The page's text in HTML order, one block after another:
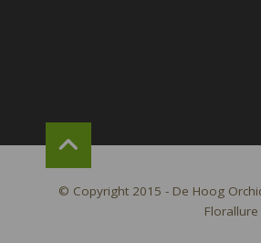
© Copyright 2015 - De Hoog
Florallure